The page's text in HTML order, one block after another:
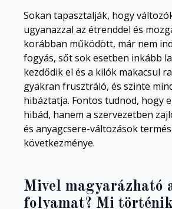
Sokan tapasztalják, hogy
ugyanazzal az étrenddel és
korábban működött, már nem
fogyás, sőt sok esetben inkább
kezdődik el és a kilók makacsul
gyakran frusztráló, és szinte
hibáztatja. Fontos tudnod, hogy
hibád, hanem a szervezetben
és anyagcsere-változások
következménye.
Mivel magyarázható
folyamat? Mi